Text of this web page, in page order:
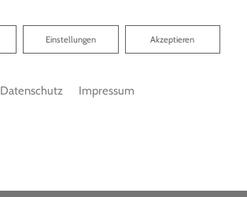
Akzeptieren
Einstellungen
Datenschutz Impressum